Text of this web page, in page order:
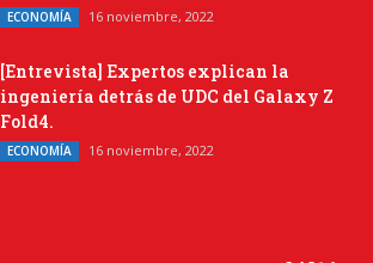
ECONOMÍA 16 noviembre, 2022
[Entrevista] Expertos explican la
ingeniería detrás de UDC del Galaxy Z
Fold4.
ECONOMÍA 16 noviembre, 2022